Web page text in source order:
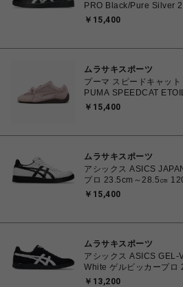
PRO Black/Pure Silver
1203B205.001
￥15,400
ムラサキスポーツ
プーマ スピードキャッ
PUMA SPEEDCAT
Chocolate Fondue
￥15,400
ムラサキスポーツ
アシックス ASICS
プロ 23.5cm～28.5㎝
4550457071079 メンズ
￥15,400
ムラサキスポーツ
アシックス ASICS
White ゲルビッカープロ
1201A486.006
￥13,200